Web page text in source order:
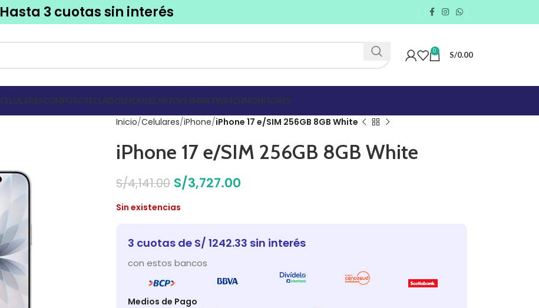
Hasta 3 cuotas sin interés
0 S/0.00
CELULARESCOMPUTOTECLADOSMOUSELAPTOPSSMARTWATCHMONITORES
Inicio Celulares iPhone iPhone 17 e/SIM 256GB 8GB White
iPhone 17 e/SIM 256GB 8GB White
S/4,141.00 S/3,727.00
Sin existencias
3 cuotas de S/ 1242.33 sin interés
con estos bancos
Medios de Pago